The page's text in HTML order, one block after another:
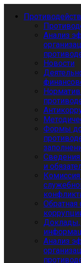
Анализ
Новости
Формы
Сведения
и
Обратная
Доклады,
Анализ